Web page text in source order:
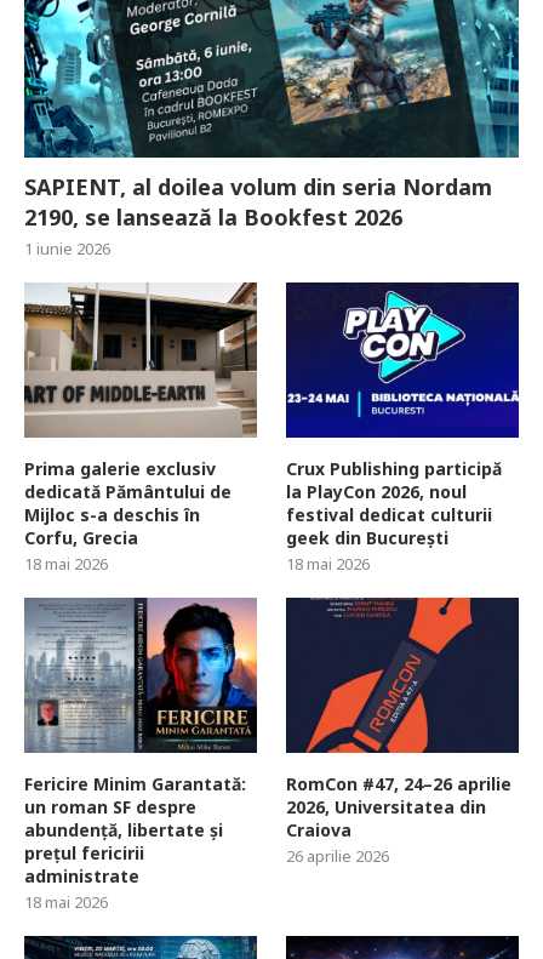
SAPIENT, al doilea volum din seria Nordam
2190, se lansează la Bookfest 2026
1 iunie 2026
Prima galerie exclusiv
dedicată Pământului de
Mijloc s-a deschis în
Corfu, Grecia
18 mai 2026
Crux Publishing participă
la PlayCon 2026, noul
festival dedicat culturii
geek din București
18 mai 2026
Fericire Minim Garantată:
un roman SF despre
abundență, libertate și
prețul fericirii
administrate
18 mai 2026
RomCon #47, 24–26 aprilie
2026, Universitatea din
Craiova
26 aprilie 2026